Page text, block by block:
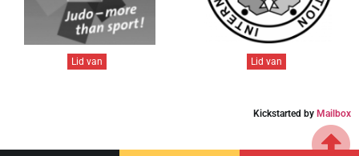
Lid van Lid van
Kickstarted by Mailbox